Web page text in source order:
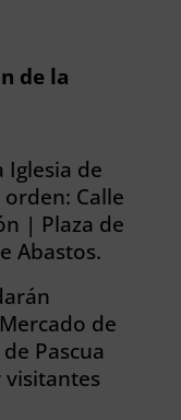
de la
Iglesia de
Calle
| Plaza de
Abastos.
de
Pascua
visitantes